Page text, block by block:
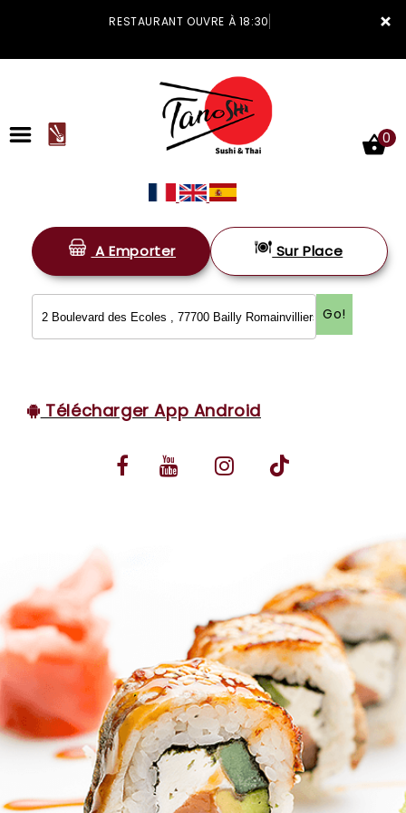
×
RESTAURANT OUVRE À 18:30
ACCUEIL
LA CARTE
VOS AVIS
MENTIONS LÉGALES
0
A Emporter Sur Place
Go!
Télécharger App Android